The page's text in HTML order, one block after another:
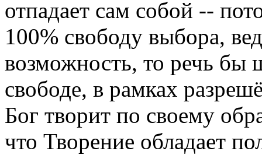
отпадает сам собой --
100% свободу выбора,
возможность, то речь бы
свободе, в рамках
Бог творит по своему
что Творение обладает